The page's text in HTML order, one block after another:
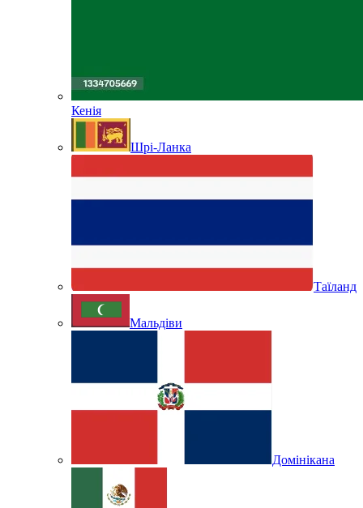
Кенія
Шрі-Ланка
Таїланд
Мальдіви
Домінікана